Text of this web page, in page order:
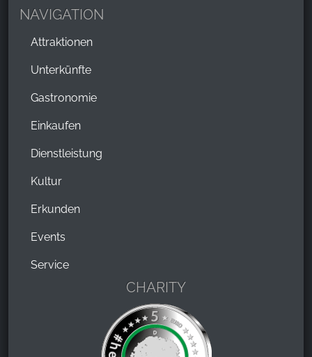
NAVIGATION
Attraktionen
Unterkünfte
Gastronomie
Einkaufen
Dienstleistung
Kultur
Erkunden
Events
Service
CHARITY